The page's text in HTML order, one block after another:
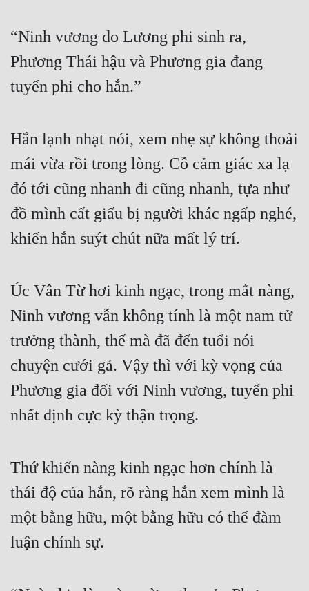
“Ninh vương do Lương phi sinh ra,
Phương Thái hậu và Phương gia đang
tuyển phi cho hắn.”
Hắn lạnh nhạt nói, xem nhẹ sự không thoải
mái vừa rồi trong lòng. Cỗ cảm giác xa lạ
đó tới cũng nhanh đi cũng nhanh, tựa như
đồ mình cất giấu bị người khác ngấp nghé,
khiến hắn suýt chút nữa mất lý trí.
Úc Vân Từ hơi kinh ngạc, trong mắt nàng,
Ninh vương vẫn không tính là một nam tử
trưởng thành, thế mà đã đến tuổi nói
chuyện cưới gả. Vậy thì với kỳ vọng của
Phương gia đối với Ninh vương, tuyển phi
nhất định cực kỳ thận trọng.
Thứ khiến nàng kinh ngạc hơn chính là
thái độ của hắn, rõ ràng hắn xem mình là
một bằng hữu, một bằng hữu có thể đàm
luận chính sự.